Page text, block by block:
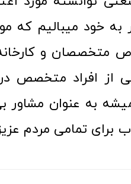
به خود میبالیم که
متخصصان و
افراد متخصص در
به عنوان مشاور
برای تمامی مردم